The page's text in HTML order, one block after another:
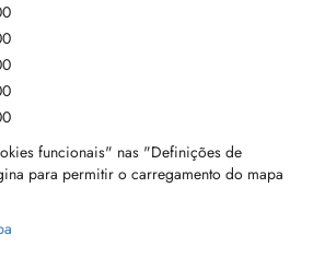
funcionais" nas "Definições de
para permitir o carregamento do mapa